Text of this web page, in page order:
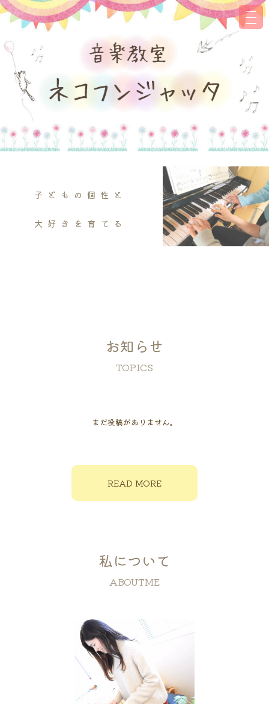
子どもの個性と
大好きを育てる
お知らせ
TOPICS
まだ投稿がありません。
READ MORE
私について
ABOUTME